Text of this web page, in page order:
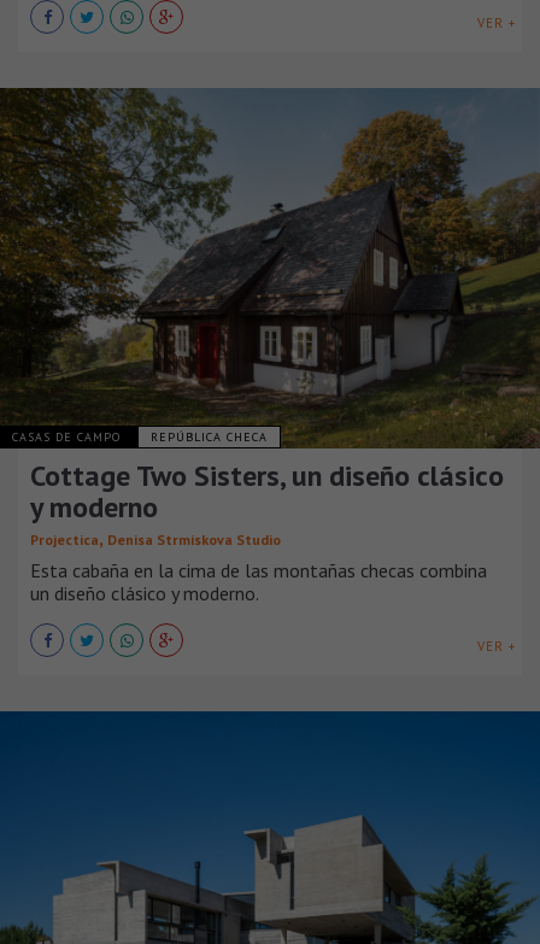
VER +
CASAS DE CAMPO REPÚBLICA CHECA
Cottage Two Sisters, un diseño clásico
y moderno
Projectica, Denisa Strmiskova Studio
Esta cabaña en la cima de las montañas checas combina
un diseño clásico y moderno.
VER +